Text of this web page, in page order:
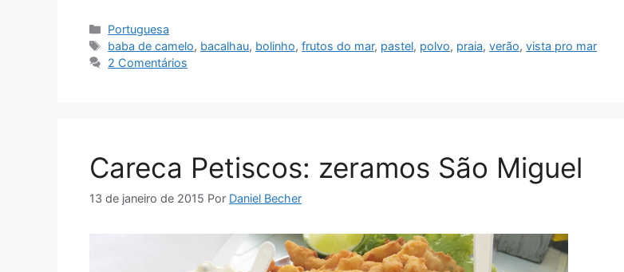
Categorias
Portuguesa
Tags
baba de camelo, bacalhau, bolinho,frutos do mar, pastel, polvo, praia,verão,vista pro mar
2 Comentários
Careca Petiscos: zeramos São Miguel
13 de janeiro de 2015 Por Daniel Becher